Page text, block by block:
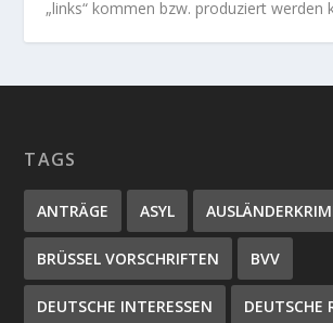
„links“ kommen bzw. produziert werden
TAGS
ANTRÄGE ASYL
BRÜSSEL VORSCHRIFTEN BVV
DEUTSCHE INTERESSEN DEUTSCHE